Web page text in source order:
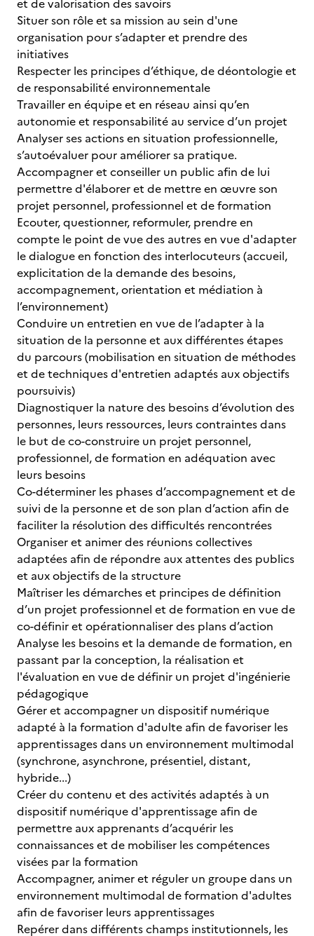
et de valorisation des savoirs
Situer son rôle et sa mission au sein d'une
organisation pour s’adapter et prendre des
initiatives
Respecter les principes d’éthique, de déontologie et
de responsabilité environnementale
Travailler en équipe et en réseau ainsi qu’en
autonomie et responsabilité au service d’un projet
Analyser ses actions en situation professionnelle,
s’autoévaluer pour améliorer sa pratique.
Accompagner et conseiller un public afin de lui
permettre d'élaborer et de mettre en œuvre son
projet personnel, professionnel et de formation
Ecouter, questionner, reformuler, prendre en
compte le point de vue des autres en vue d'adapter
le dialogue en fonction des interlocuteurs (accueil,
explicitation de la demande des besoins,
accompagnement, orientation et médiation à
l’environnement)
Conduire un entretien en vue de l’adapter à la
situation de la personne et aux différentes étapes
du parcours (mobilisation en situation de méthodes
et de techniques d'entretien adaptés aux objectifs
poursuivis)
Diagnostiquer la nature des besoins d’évolution des
personnes, leurs ressources, leurs contraintes dans
le but de co-construire un projet personnel,
professionnel, de formation en adéquation avec
leurs besoins
Co-déterminer les phases d’accompagnement et de
suivi de la personne et de son plan d’action afin de
faciliter la résolution des difficultés rencontrées
Organiser et animer des réunions collectives
adaptées afin de répondre aux attentes des publics
et aux objectifs de la structure
Maîtriser les démarches et principes de définition
d’un projet professionnel et de formation en vue de
co-définir et opérationnaliser des plans d’action
Analyse les besoins et la demande de formation, en
passant par la conception, la réalisation et
l'évaluation en vue de définir un projet d'ingénierie
pédagogique
Gérer et accompagner un dispositif numérique
adapté à la formation d'adulte afin de favoriser les
apprentissages dans un environnement multimodal
(synchrone, asynchrone, présentiel, distant,
hybride...)
Créer du contenu et des activités adaptés à un
dispositif numérique d'apprentissage afin de
permettre aux apprenants d’acquérir les
connaissances et de mobiliser les compétences
visées par la formation
Accompagner, animer et réguler un groupe dans un
environnement multimodal de formation d'adultes
afin de favoriser leurs apprentissages
Repérer dans différents champs institutionnels, les